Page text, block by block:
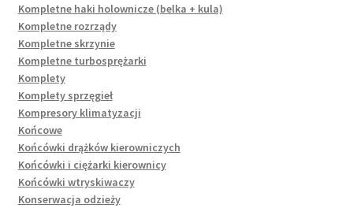
Kompletne haki holownicze (belka + kula)
Kompletne rozrządy
Kompletne skrzynie
Kompletne turbosprężarki
Komplety
Komplety sprzęgieł
Kompresory klimatyzacji
Końcowe
Końcówki drążków kierowniczych
Końcówki i ciężarki kierownicy
Końcówki wtryskiwaczy
Konserwacja odzieży